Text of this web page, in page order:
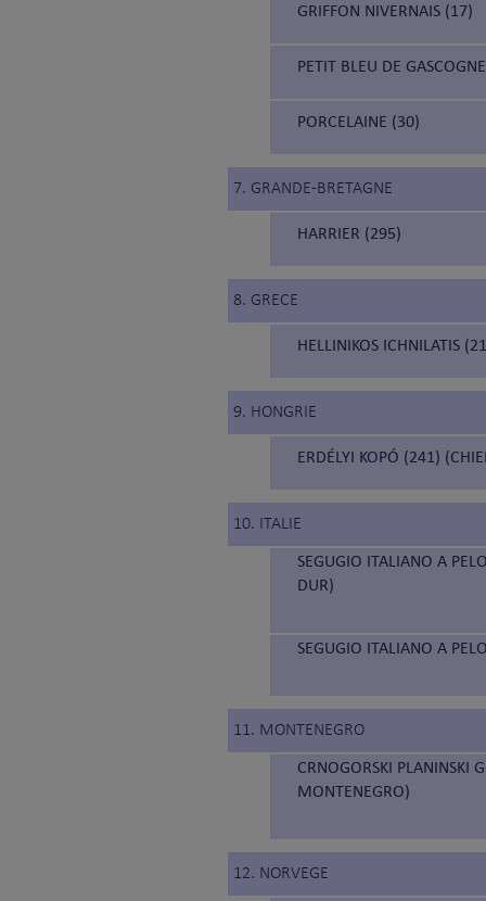
GRIFFON NIVERNAIS (17)
PETIT BLEU DE
PORCELAINE (30)
7. GRANDE-BRETAGNE
HARRIER (295)
8. GRECE
HELLINIKOS ICHNILATIS
9. HONGRIE
ERDÉLYI KOPÓ (241)
10. ITALIE
SEGUGIO ITALIANO A
DUR)
SEGUGIO ITALIANO A
11. MONTENEGRO
CRNOGORSKI PLANINSKI
MONTENEGRO)
12. NORVEGE